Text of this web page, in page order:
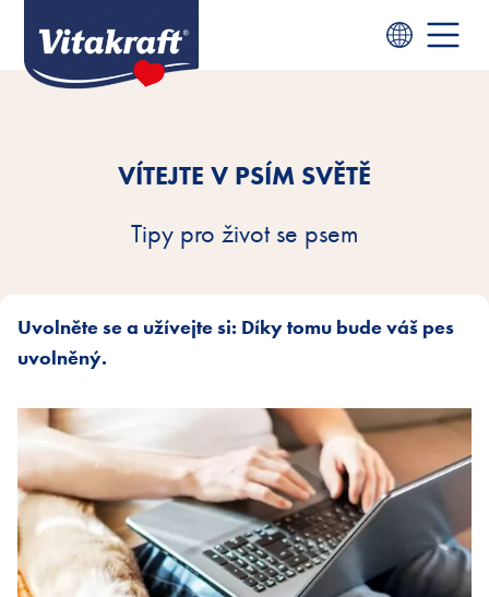
VÍTEJTE V PSÍM SVĚTĚ
Tipy pro život se psem
Uvolněte se a užívejte si: Díky tomu bude váš pes
uvolněný.